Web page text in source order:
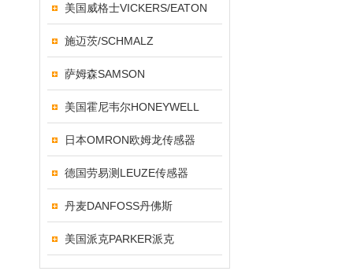
美国威格士VICKERS/EATON
施迈茨/SCHMALZ
萨姆森SAMSON
美国霍尼韦尔HONEYWELL
日本OMRON欧姆龙传感器
德国劳易测LEUZE传感器
丹麦DANFOSS丹佛斯
美国派克PARKER派克